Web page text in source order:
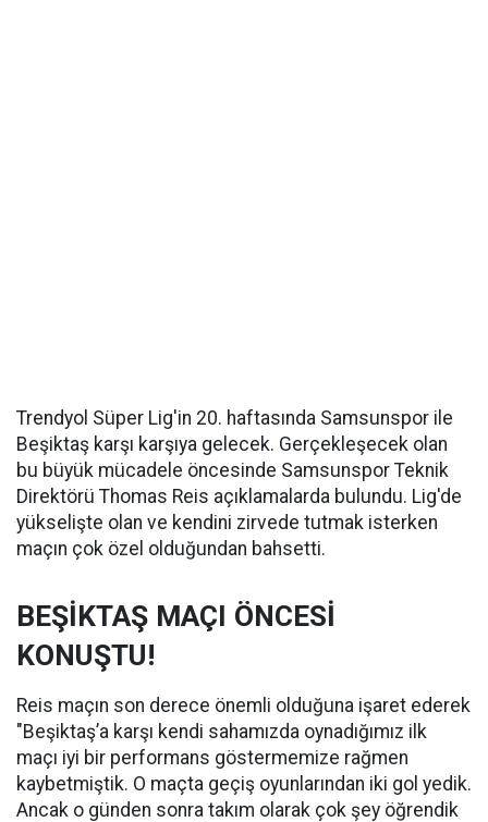
Trendyol Süper Lig'in 20. haftasında Samsunspor ile
Beşiktaş karşı karşıya gelecek. Gerçekleşecek olan
bu büyük mücadele öncesinde Samsunspor Teknik
Direktörü Thomas Reis açıklamalarda bulundu. Lig'de
yükselişte olan ve kendini zirvede tutmak isterken
maçın çok özel olduğundan bahsetti.
BEŞİKTAŞ MAÇI ÖNCESİ
KONUŞTU!
Reis maçın son derece önemli olduğuna işaret ederek
"Beşiktaş’a karşı kendi sahamızda oynadığımız ilk
maçı iyi bir performans göstermemize rağmen
kaybetmiştik. O maçta geçiş oyunlarından iki gol yedik.
Ancak o günden sonra takım olarak çok şey öğrendik